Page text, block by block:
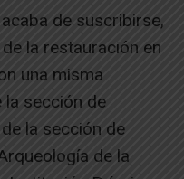
de suscribirse,
la restauración en
una misma
la sección de
la sección de
de la